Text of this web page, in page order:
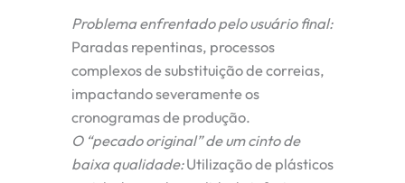
Problema enfrentado pelo usuário final:
Paradas repentinas, processos
complexos de substituição de correias,
impactando severamente os
cronogramas de produção.
O “pecado original” de um cinto de
baixa qualidade:Utilização de plásticos